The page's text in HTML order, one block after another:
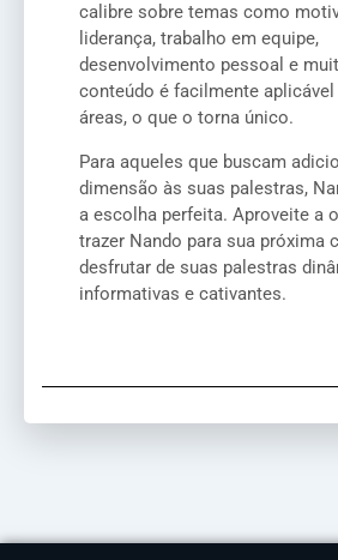
calibre sobre temas como
liderança, trabalho em equipe,
desenvolvimento pessoal e
conteúdo é facilmente aplicável
áreas, o que o torna único.
Para aqueles que buscam
dimensão às suas palestras,
a escolha perfeita. Aproveite a
trazer Nando para sua próxima
desfrutar de suas palestras
informativas e cativantes.